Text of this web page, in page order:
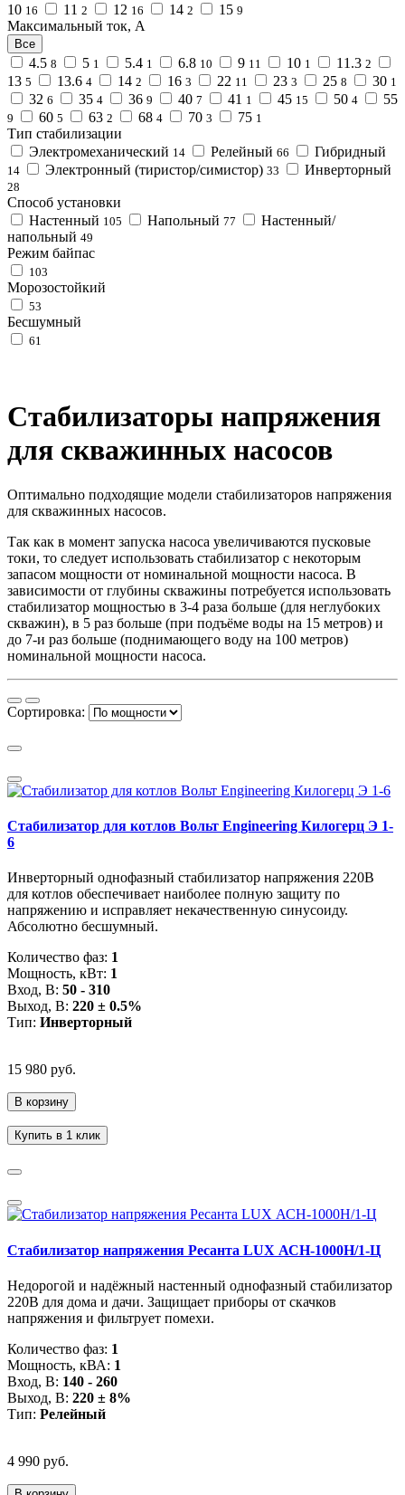
10 16 11 2 12 16 14 2 15 9
Максимальный ток, А
Все
4.5 8 5 1 5.4 1 6.8 10 9 11 10 1 11.3 2
13 5 13.6 4 14 2 16 3 22 11 23 3 25 8 30 1
32 6 35 4 36 9 40 7 41 1 45 15 50 4 55
9 60 5 63 2 68 4 70 3 75 1
Тип стабилизации
Электромеханический 14 Релейный 66 Гибридный
14 Электронный (тиристор/симистор) 33 Инверторный
28
Способ установки
Настенный 105 Напольный 77
Настенный/
напольный 49
Режим байпас
103
Морозостойкий
53
Бесшумный
61
Стабилизаторы напряжения
для скважинных насосов
Оптимально подходящие модели стабилизаторов напряжения
для скважинных насосов.
Так как в момент запуска насоса увеличиваются пусковые
токи, то следует использовать стабилизатор с некоторым
запасом мощности от номинальной мощности насоса. В
зависимости от глубины скважины потребуется использовать
стабилизатор мощностью в 3-4 раза больше (для неглубоких
скважин), в 5 раз больше (при подъёме воды на 15 метров) и
до 7-и раз больше (поднимающего воду на 100 метров)
номинальной мощности насоса.
Сортировка:
Стабилизатор для котлов Вольт Engineering Килогерц Э 1-
6
Инверторный однофазный стабилизатор напряжения 220В
для котлов обеспечивает наиболее полную защиту по
напряжению и исправляет некачественную синусоиду.
Абсолютно бесшумный.
Количество фаз: 1
Мощность, кВт: 1
Вход, В: 50 - 310
Выход, В: 220 ± 0.5%
Тип: Инверторный
15 980 руб.
В корзину
Купить в 1 клик
Стабилизатор напряжения Ресанта LUX АСН-1000Н/1-Ц
Недорогой и надёжный настенный однофазный стабилизатор
220В для дома и дачи. Защищает приборы от скачков
напряжения и фильтрует помехи.
Количество фаз: 1
Мощность, кВА: 1
Вход, В: 140 - 260
Выход, В: 220 ± 8%
Тип: Релейный
4 990 руб.